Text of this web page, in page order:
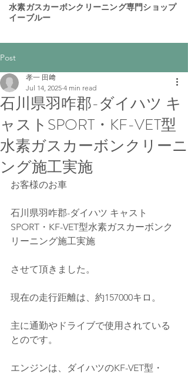
​水素ガスカーボンクリーニング専門ショップ
イーブルー
Post
石川県羽咋郡-ダイハツ キ
ャストSPORT・KF-VET型
水素ガスカーボンクリーニ
ング施工実施
孝一 田﨑
Jul 14, 2025 4 min read
お客様のお車
石川県羽咋郡-ダイハツ キャスト
SPORT・KF-VET型水素ガスカーボンク
リーニング施工実施
させて頂きました。
現在の走行距離は、約157000キロ。
主に通勤やドライブで使用されている
とのです。
エンジンは、ダイハツのKF-VET型・